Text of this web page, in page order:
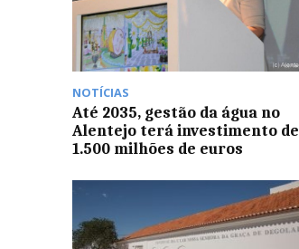
NOTÍCIAS
Até 2035, gestão da água no
Alentejo terá investimento de
1.500 milhões de euros